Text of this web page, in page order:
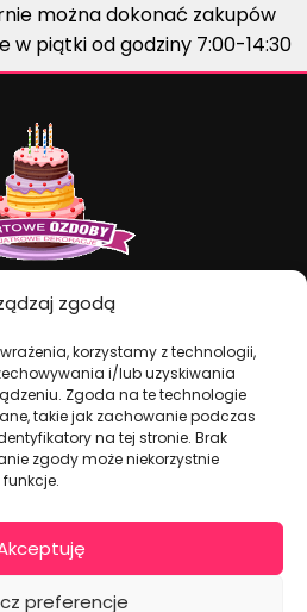
zgodą
korzystamy z technologii,
i/lub uzyskiwania
Zgoda na te technologie
takie jak zachowanie podczas
na tej stronie. Brak
zgody może niekorzystnie
preferencje
można dokonać zakupów
w piątki od godziny 7:00-14:30
i akcesoria imprezowe
238 Warszawa